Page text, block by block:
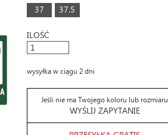
37
37.5
ILOŚĆ
wysyłka w ciągu 2 dni
Jeśli nie ma Twojego koloru lub rozmiaru
WYŚLIJ ZAPYTANIE